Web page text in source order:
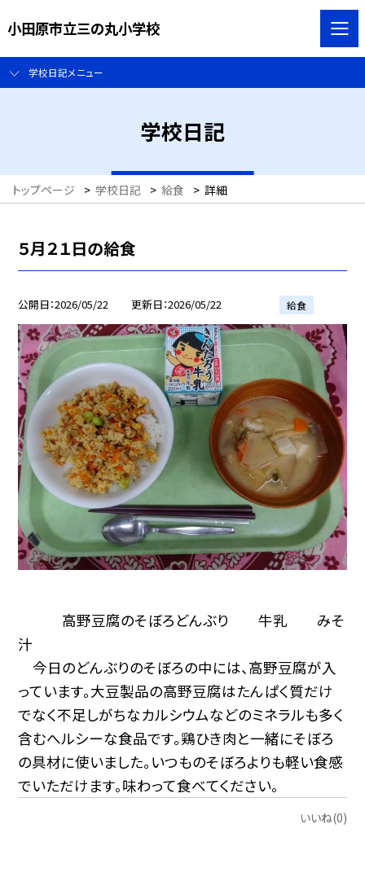
小田原市立三の丸小学校
学校日記メニュー
学校日記
トップページ > 学校日記 > 給食 > 詳細
５月２１日の給食
公開日 2026/05/22 更新日 2026/05/22 給食
高野豆腐のそぼろどんぶり 牛乳 みそ
汁
今日のどんぶりのそぼろの中には、高野豆腐が入
っています。大豆製品の高野豆腐はたんぱく質だけ
でなく不足しがちなカルシウムなどのミネラルも多く
含むへルシーな食品です。鶏ひき肉と一緒にそぼろ
の具材に使いました。いつものそぼろよりも軽い食感
でいただけます。味わって食べてください。
いいね(0)